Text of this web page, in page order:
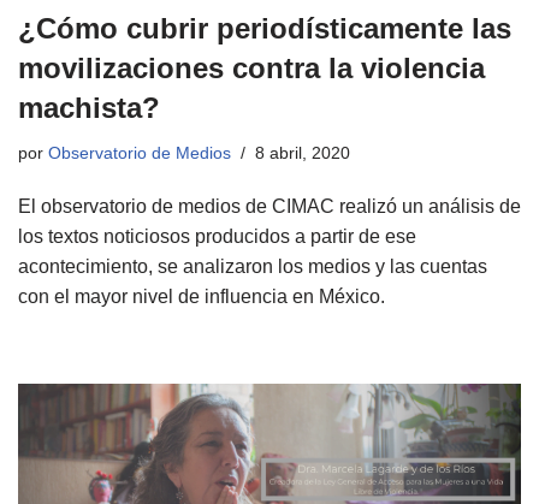
¿Cómo cubrir periodísticamente las
movilizaciones contra la violencia
machista?
por Observatorio de Medios 8 abril, 2020
El observatorio de medios de CIMAC realizó un análisis de
los textos noticiosos producidos a partir de ese
acontecimiento, se analizaron los medios y las cuentas
con el mayor nivel de influencia en México.